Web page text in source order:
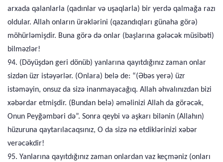
arxada qalanlarla (qadınlar və uşaqlarla) bir yerdə qalmağa razı
oldular. Allah onların ürəklərini (qazandıqları günaha görə)
möhürləmişdir. Buna görə də onlar (başlarına gələcək müsibəti)
bilməzlər!
94. (Döyüşdən geri dönüb) yanlarına qayıtdığınız zaman onlar
sizdən üzr istəyərlər. (Onlara) belə de: “(Əbəs yerə) üzr
istəməyin, onsuz da sizə inanmayacağıq. Allah əhvalınızdan bizi
xəbərdar etmişdir. (Bundan belə) əməlinizi Allah da görəcək,
Onun Peyğəmbəri də”. Sonra qeybi və aşkarı bilənin (Allahın)
hüzuruna qaytarılacaqsınız, O da sizə nə etdiklərinizi xəbər
verəcəkdir!
95. Yanlarına qayıtdığınız zaman onlardan vaz keçməniz (onları